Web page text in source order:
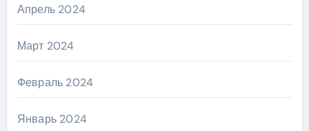
Апрель 2024
Март 2024
Февраль 2024
Январь 2024